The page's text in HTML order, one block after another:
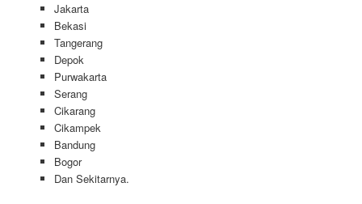
Jakarta
Bekasi
Tangerang
Depok
Purwakarta
Serang
Cikarang
Cikampek
Bandung
Bogor
Dan Sekitarnya.